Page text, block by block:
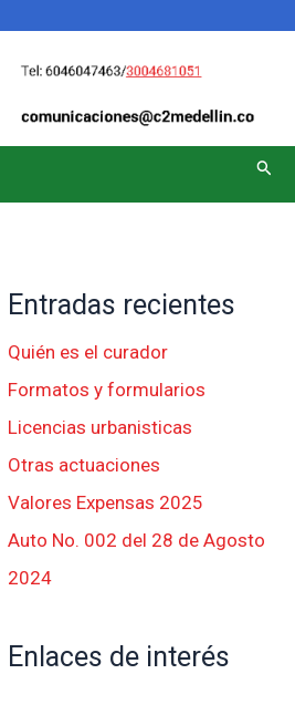
Entradas recientes
Quién es el curador
Formatos y formularios
Licencias urbanisticas
Otras actuaciones
Valores Expensas 2025
Auto No. 002 del 28 de Agosto
2024
Enlaces de interés